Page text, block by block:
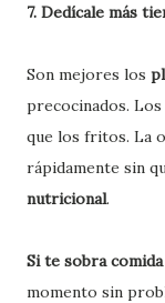
7. Dedícale más
Son mejores los
precocinados. Los
que los fritos. La
rápidamente sin
nutricional.
Si te sobra
momento sin